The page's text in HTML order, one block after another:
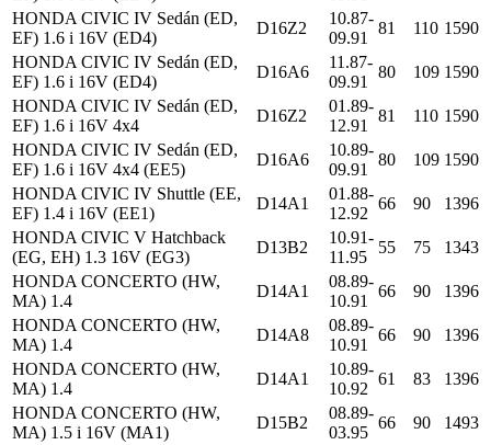
HONDA CIVIC IV Sedán (ED,
EF) 1.6 i 16V (ED4)
D16Z2
10.87-
09.91
81 110 1590
HONDA CIVIC IV Sedán (ED,
EF) 1.6 i 16V (ED4)
D16A6
11.87-
09.91
80 109 1590
HONDA CIVIC IV Sedán (ED,
EF) 1.6 i 16V 4x4
D16Z2
01.89-
12.91
81 110 1590
HONDA CIVIC IV Sedán (ED,
EF) 1.6 i 16V 4x4 (EE5)
D16A6
10.89-
09.91
80 109 1590
HONDA CIVIC IV Shuttle (EE,
EF) 1.4 i 16V (EE1)
D14A1
01.88-
12.92
66 90
1396
HONDA CIVIC V Hatchback
(EG, EH) 1.3 16V (EG3)
D13B2
10.91-
11.95
55 75
1343
HONDA CONCERTO (HW,
MA) 1.4
D14A1
08.89-
10.91
66 90
1396
HONDA CONCERTO (HW,
MA) 1.4
D14A8
08.89-
10.91
66 90
1396
HONDA CONCERTO (HW,
MA) 1.4
D14A1
10.89-
10.92
61 83
1396
HONDA CONCERTO (HW,
MA) 1.5 i 16V (MA1)
D15B2
08.89-
03.95
66 90
1493